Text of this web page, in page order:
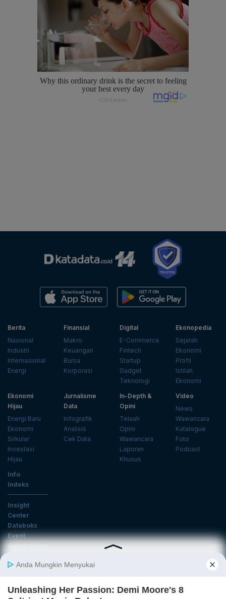
Berita
Nasional
Industri
Internasional
Energi
Finansial
Makro
Keuangan
Bursa
Korporasi
Digital
E-Commerce
Fintech
Startup
Gadget
Teknologi
Ekonopedia
Sejarah
Ekonomi
Profil
Istilah
Ekonomi
Ekonomi
Hijau
Energi Baru
Ekonomi
Sirkular
Investasi
Hijau
Jurnalisme
Data
Infografik
Analisis
Cek Data
In-Depth &
Opini
Telaah
Opini
Wawancara
Laporan
Khusus
Video
News
Wawancara
Katalogue
Foto
Podcast
Info
Indeks
Insight
Center
Databoks
Event
KatadataOto
Email